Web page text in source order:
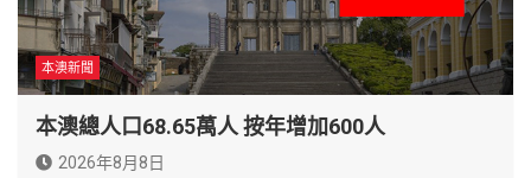
本澳新聞
本澳總人口68.65萬人 按年增加600人
2026年8月8日